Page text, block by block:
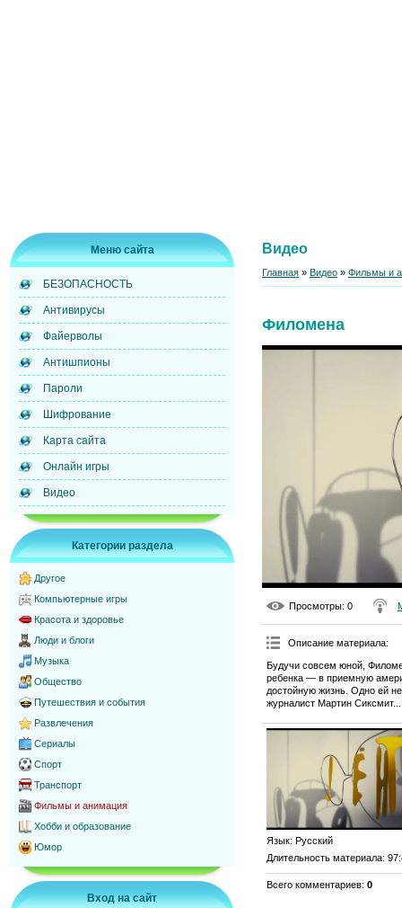
Меню сайта
БЕЗОПАСНОСТЬ
Антивирусы
Файерволы
Антишпионы
Пароли
Шифрование
Карта сайта
Онлайн игры
Видео
Категории раздела
Другое
Компьютерные игры
Красота и здоровье
Люди и блоги
Музыка
Общество
Путешествия и события
Развлечения
Сериалы
Спорт
Транспорт
Фильмы и анимация
Хобби и образование
Юмор
Вход на сайт
Видео
Главная » Видео » Фильмы и
Филомена
Просмотры: 0
Описание материала:
Будучи совсем юной,
ребенка — в приемную
достойную жизнь. Одно ей
журналист Мартин Сиксмит...
Язык: Русский
Длительность материала:
Всего комментариев: 0